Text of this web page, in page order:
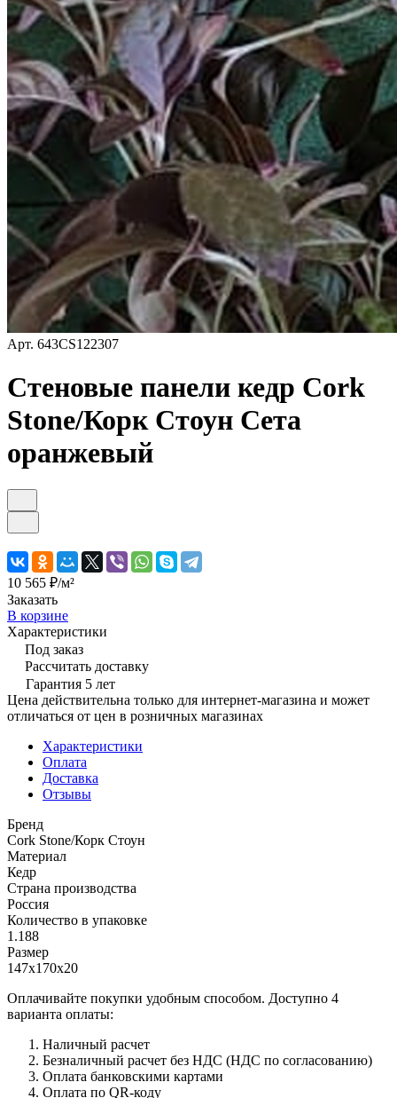
Арт. 643CS122307
Стеновые панели кедр Cork
Stone/Корк Стоун Сета
оранжевый
10 565 ₽/м²
Заказать
В корзине
Характеристики
Под заказ
Рассчитать доставку
Гарантия 5 лет
Цена действительна только для интернет-магазина и может
отличаться от цен в розничных магазинах
Характеристики
Оплата
Доставка
Отзывы
Бренд
Cork Stone/Корк Стоун
Материал
Кедр
Страна производства
Россия
Количество в упаковке
1.188
Размер
147х170х20
Оплачивайте покупки удобным способом. Доступно 4
варианта оплаты:
Наличный расчет
Безналичный расчет без НДС (НДС по согласованию)
Оплата банковскими картами
Оплата по QR-коду